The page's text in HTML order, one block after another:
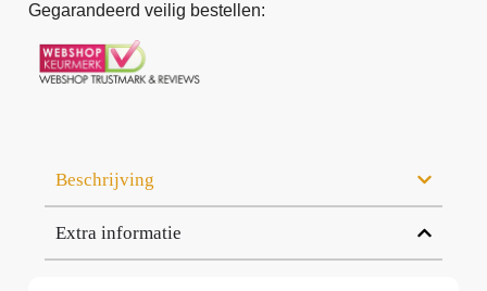
Gegarandeerd veilig bestellen:
Beschrijving
Extra informatie